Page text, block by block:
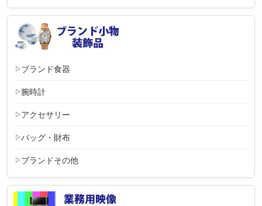
ブランド食器
腕時計
アクセサリー
バッグ・財布
ブランドその他